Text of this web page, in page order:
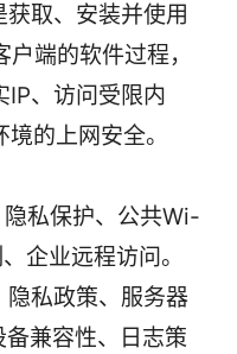
取、安装并使用
端的软件过程，
IP、访问受限内
的上网安全。
私保护、公共Wi-
企业远程访问。
私政策、服务器
兼容性、日志策